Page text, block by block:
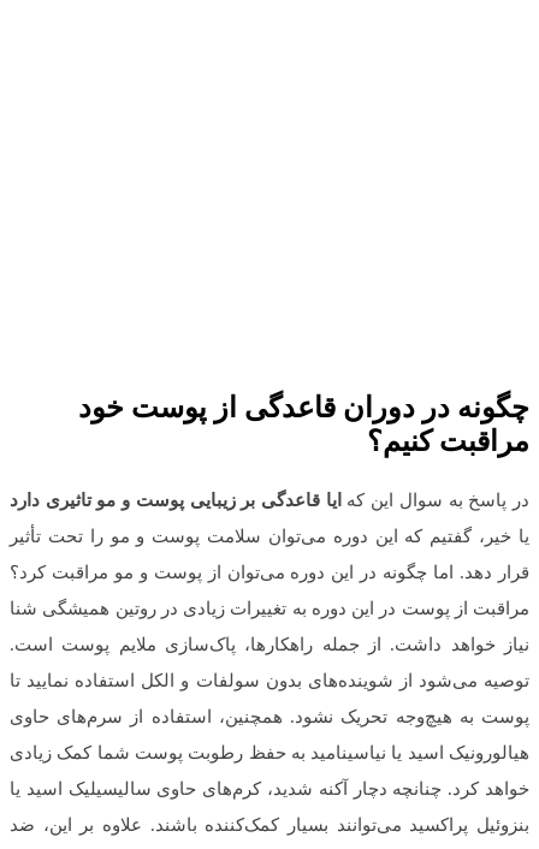
چگونه در دوران قاعدگی از پوست خود
مراقبت کنیم؟
در پاسخ به سوال این که ایا قاعدگی بر زیبایی پوست و مو تاثیری دارد
یا خیر، گفتیم که این دوره می‌توان سلامت پوست و مو را تحت تأثیر
قرار دهد. اما چگونه در این دوره می‌توان از پوست و مو مراقبت کرد؟
مراقبت از پوست در این دوره به تغییرات زیادی در روتین همیشگی شنا
نیاز خواهد داشت. از جمله راهکارها، پاک‌سازی ملایم پوست است.
توصیه می‌شود از شوینده‌های بدون سولفات و الکل استفاده نمایید تا
پوست به هیچ‌وجه تحریک نشود. همچنین، استفاده از سرم‌های حاوی
هیالورونیک اسید یا نیاسینامید به حفظ رطوبت پوست شما کمک زیادی
خواهد کرد. چنانچه دچار آکنه شدید، کرم‌های حاوی سالیسیلیک اسید یا
بنزوئیل پراکسید می‌توانند بسیار کمک‌کننده باشند. علاوه بر این، ضد